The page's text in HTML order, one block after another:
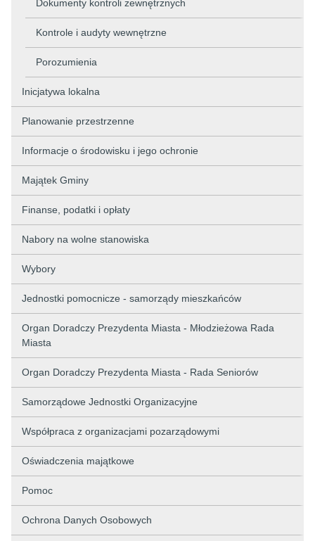
Dokumenty kontroli zewnętrznych
Kontrole i audyty wewnętrzne
Porozumienia
Inicjatywa lokalna
Planowanie przestrzenne
Informacje o środowisku i jego ochronie
Majątek Gminy
Finanse, podatki i opłaty
Nabory na wolne stanowiska
Wybory
Jednostki pomocnicze - samorządy mieszkańców
Organ Doradczy Prezydenta Miasta - Młodzieżowa Rada
Miasta
Organ Doradczy Prezydenta Miasta - Rada Seniorów
Samorządowe Jednostki Organizacyjne
Współpraca z organizacjami pozarządowymi
Oświadczenia majątkowe
Pomoc
Ochrona Danych Osobowych